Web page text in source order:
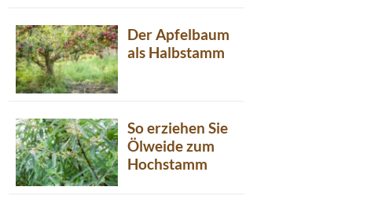
Der Apfelbaum
als Halbstamm
So erziehen Sie
Ölweide zum
Hochstamm